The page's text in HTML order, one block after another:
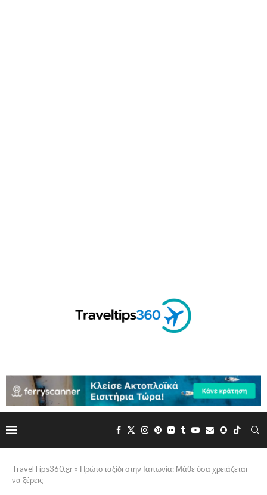
TravelTips360.gr » Πρώτο ταξίδι στην Ιαπωνία: Μάθε όσα χρειάζεται
να ξέρεις